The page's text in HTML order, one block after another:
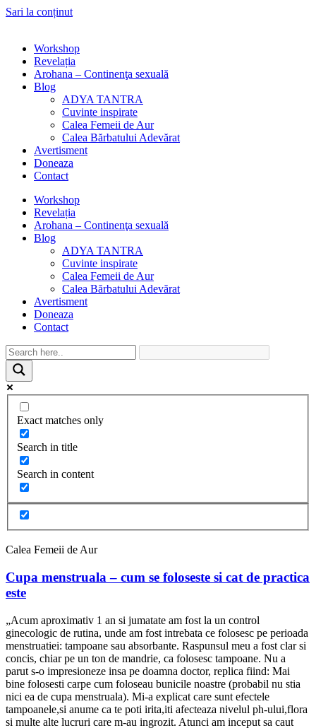
Sari la conținut
Workshop
Revelația
Arohana – Continenţa sexuală
Blog
ADYA TANTRA
Cuvinte inspirate
Calea Femeii de Aur
Calea Bărbatului Adevărat
Avertisment
Doneaza
Contact
Workshop
Revelația
Arohana – Continenţa sexuală
Blog
ADYA TANTRA
Cuvinte inspirate
Calea Femeii de Aur
Calea Bărbatului Adevărat
Avertisment
Doneaza
Contact
Exact matches only
Search in title
Search in content
Calea Femeii de Aur
Cupa menstruala – cum se foloseste si cat de practica
este
„Acum aproximativ 1 an si jumatate am fost la un control
ginecologic de rutina, unde am fost intrebata ce folosesc pe perioada
menstruatiei: tampoane sau absorbante. Raspunsul meu a fost clar si
concis, chiar pe un ton de mandrie, ca folosesc tampoane. Nu a
parut s-o impresioneze insa pe doamna doctor, replica fiind: Mai
bine folosesti carpe cum foloseau bunicile noastre (probabil nu stia
nici ea de cupa menstruala). Mi-a explicat care sunt efectele
tampoanele,si anume ca te poti irita,iti afecteaza nivelul ph-ului,flora
si multe alte lucruri care m-au ingrozit. Atunci am inceput sa caut